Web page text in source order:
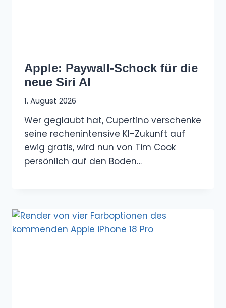
Apple: Paywall-Schock für die
neue Siri AI
1. August 2026
Wer geglaubt hat, Cupertino verschenke
seine rechenintensive KI-Zukunft auf
ewig gratis, wird nun von Tim Cook
persönlich auf den Boden…